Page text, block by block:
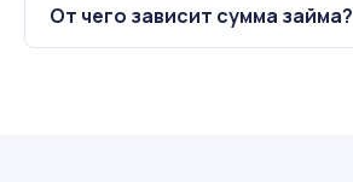
От чего зависит сумма займа?